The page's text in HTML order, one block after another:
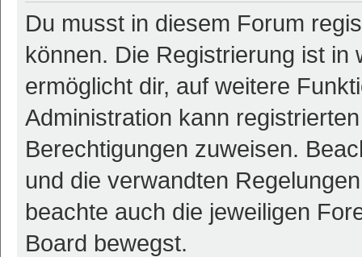
Du musst in diesem Forum
können. Die Registrierung ist in
ermöglicht dir, auf weitere
Administration kann
Berechtigungen zuweisen.
und die verwandten
beachte auch die jeweiligen
Board bewegst.